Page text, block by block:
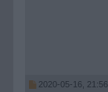
2020-05-16, 21:56